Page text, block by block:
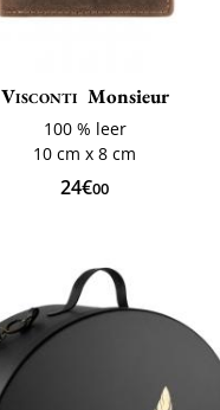
Visconti Monsieur
100 % leer
10 cm x 8 cm
24€00